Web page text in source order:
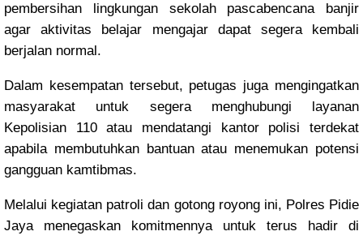
pembersihan lingkungan sekolah pascabencana banjir
agar aktivitas belajar mengajar dapat segera kembali
berjalan normal.
Dalam kesempatan tersebut, petugas juga mengingatkan
masyarakat untuk segera menghubungi layanan
Kepolisian 110 atau mendatangi kantor polisi terdekat
apabila membutuhkan bantuan atau menemukan potensi
gangguan kamtibmas.
Melalui kegiatan patroli dan gotong royong ini, Polres Pidie
Jaya menegaskan komitmennya untuk terus hadir di